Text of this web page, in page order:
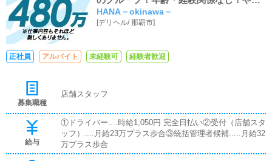
気が結果に、結果が高収入に繋がりま
す！
HANA－okinawa－
[デリヘル/那覇市]
正社員 アルバイト 未経験可 経験者歓迎
募集職種
店舗スタッフ
給与
①ドライバー....時給1,050円 完全日払い②受付（店舗スタ
ッフ）....月給23万プラス歩合③統括管理者候補.....月給32
万プラス歩合